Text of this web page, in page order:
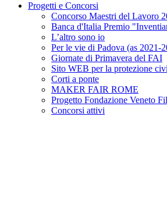
Progetti e Concorsi
Concorso Maestri del Lavoro
Banca d'Italia Premio
L’altro sono io
Per le vie di Padova (as 2021-
Giornate di Primavera del FAI
Sito WEB per la protezione
Corti a ponte
MAKER FAIR ROME
Progetto Fondazione Veneto
Concorsi attivi